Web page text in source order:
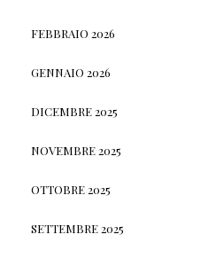
FEBBRAIO 2026
GENNAIO 2026
DICEMBRE 2025
NOVEMBRE 2025
OTTOBRE 2025
SETTEMBRE 2025